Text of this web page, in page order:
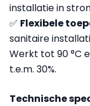
installatie in
✅ Flexibele
sanitaire
Werkt tot 90 °C
t.e.m. 30%.
Technische